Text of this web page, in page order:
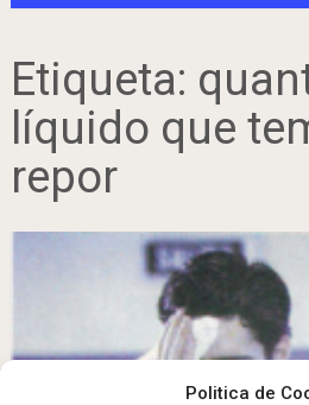
Politica de
Etiqueta:
líquido que
repor